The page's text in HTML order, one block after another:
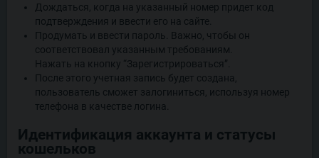
Дождаться, когда на указанный номер придет код
подтверждения и ввести его на сайте.
Продумать и ввести пароль. Важно, чтобы он
соответствовал указанным требованиям.
Нажать на кнопку “Зарегистрироваться”.
После этого учетная запись будет создана,
пользователь сможет залогиниться, используя номер
телефона в качестве логина.
Идентификация аккаунта и статусы
кошельков